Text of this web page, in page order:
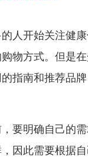
人开始关注健
物方式。但是
指南和推荐品牌
要明确自己的
因此需要根据